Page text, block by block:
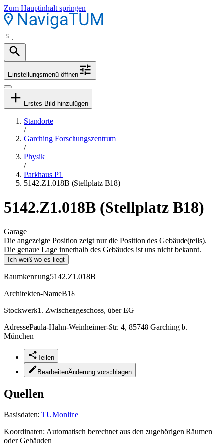
Zum Hauptinhalt springen
Einstellungsmenü öffnen
Erstes Bild hinzufügen
Standorte
/
Garching Forschungszentrum
/
Physik
/
Parkhaus P1
5142.Z1.018B (Stellplatz B18)
5142.Z1.018B (Stellplatz B18)
Garage
Die angezeigte Position zeigt nur die Position des Gebäude(teils).
Die genaue Lage innerhalb des Gebäudes ist uns nicht bekannt.
Ich weiß wo es liegt
Raumkennung5142.Z1.018B
Architekten-NameB18
Stockwerk1. Zwischengeschoss, über EG
AdressePaula-Hahn-Weinheimer-Str. 4, 85748 Garching b.
München
Teilen
BearbeitenÄnderung vorschlagen
Quellen
Basisdaten: TUMonline
Koordinaten: Automatisch berechnet aus den zugehörigen Räumen
oder Gebäuden